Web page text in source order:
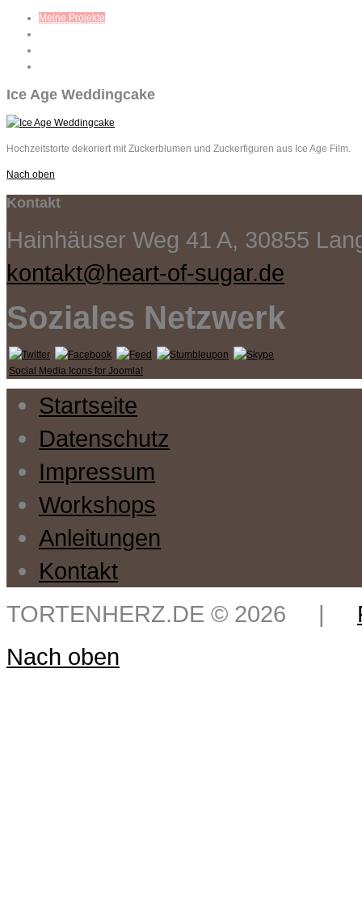
Meine Projekte
Ice Age Weddingcake
Hochzeitstorte dekoriert mit Zuckerblumen und Zuckerfiguren aus Ice Age Film.
Nach oben
Kontakt
Hainhäuser Weg 41 A, 30855
kontakt@heart-of-sugar.de
Soziales Netzwerk
Social Media Icons for Joomla!
Startseite
Datenschutz
Impressum
Workshops
Anleitungen
Kontakt
TORTENHERZ.DE © 2026 |
Nach oben